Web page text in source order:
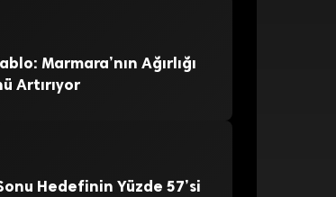
Marmara’nın Ağırlığı
Artırıyor
Hedefinin Yüzde 57’si